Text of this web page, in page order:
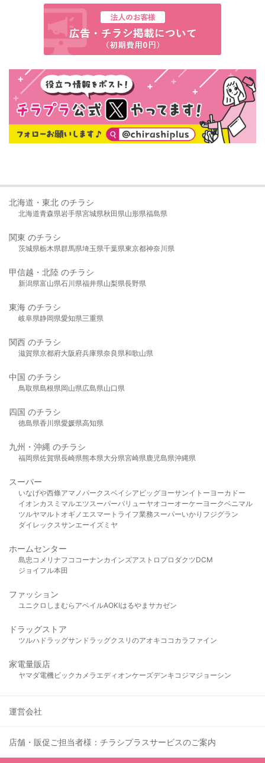
北海道・東北 のチラシ
北海道青森県岩手県宮城県秋田県山形県福島県
関東 のチラシ
茨城県栃木県群馬県埼玉県千葉県東京都神奈川県
甲信越・北陸 のチラシ
新潟県富山県石川県福井県山梨県長野県
東海 のチラシ
岐阜県静岡県愛知県三重県
関西 のチラシ
滋賀県京都府大阪府兵庫県奈良県和歌山県
中国 のチラシ
鳥取県島根県岡山県広島県山口県
四国 のチラシ
徳島県香川県愛媛県高知県
九州・沖縄 のチラシ
福岡県佐賀県長崎県熊本県大分県宮崎県鹿児島県沖縄県
スーパー
いなげや西條アマノパークスベイシア ビッグヨーサンイトーヨーカドー
イオンカスミ マルエツスーパーバリューヤオコーオーケー ヨークベニマル
ツルヤマルト オギノ エスマート ライフ業務スーパーいかり フジグラン
ダイレックスサンエーイズミヤ
ホームセンター
島忠 コメリ ナフコ コーナンカインズアストロプロダクツDCM
ジョイフル本田
ファッション
ユニクロ しまむら アベイルAOKIはるやま サカゼン
ドラッグストア
ツルハドラッグサンドラッグクスリのアオキ ココカラファイン
家電量販店
ヤマダ電機ビックカメラ エディオンケーズデンキ コジマジョーシン
運営会社
店舗・販促ご担当者様：チラシプラスサービスのご案内